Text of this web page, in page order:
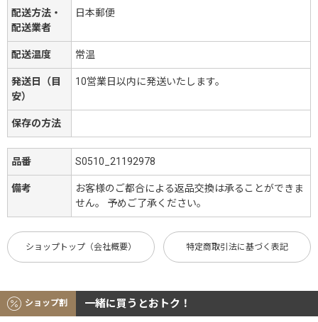
配送方法・
配送業者
日本郵便
配送温度 常温
発送日（目
安）
10営業日以内に発送いたします。
保存の方法
品番 S0510_21192978
備考
お客様のご都合による返品交換は承ることができま
せん。 予めご了承ください。
ショップトップ（会社概要） 特定商取引法に基づく表記
ショップ割 一緒に買うとおトク！